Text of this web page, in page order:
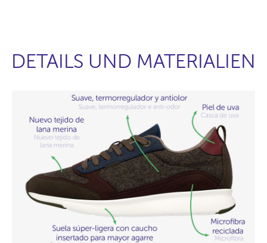
DETAILS UND MATERIALIEN